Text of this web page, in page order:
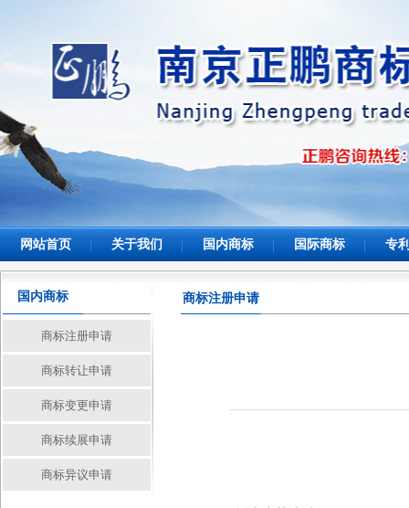
网站首页 关于我们 国内商标 国际商标 专
国内商标
商标注册申请
商标转让申请
商标变更申请
商标续展申请
商标异议申请
商标注册申请